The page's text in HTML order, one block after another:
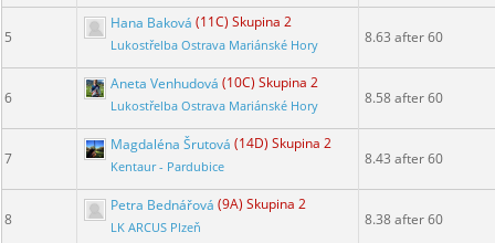
5
Hana Baková (11C) Skupina 2
Lukostřelba Ostrava Mariánské Hory 8.63 after 60
6
Aneta Venhudová (10C) Skupina 2
Lukostřelba Ostrava Mariánské Hory 8.58 after 60
7
Magdaléna Šrutová (14D) Skupina 2
Kentaur - Pardubice 8.43 after 60
8
Petra Bednářová (9A) Skupina 2
LK ARCUS Plzeň 8.38 after 60